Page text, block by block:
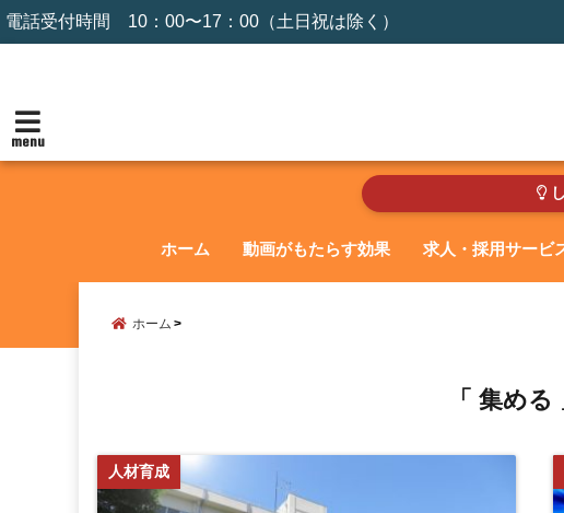
電話受付時間 10：00〜17：00（土日祝は除く）
menu
し
ホーム 動画がもたらす効果 求人・採用サービ
ホーム
「 集め
人材育成